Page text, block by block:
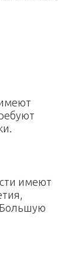
имеют
Большую